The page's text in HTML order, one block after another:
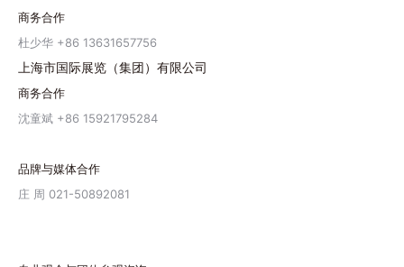
商务合作
杜少华 +86 13631657756
上海市国际展览（集团）有限公司
商务合作
沈童斌 +86 15921795284
品牌与媒体合作
庄 周 021-50892081